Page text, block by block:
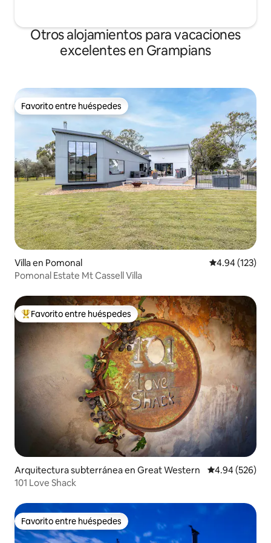
Otros alojamientos para vacaciones
excelentes en Grampians
Favorito entre huéspedes
Favorito entre huéspedes
Villa en Pomonal Calificación
4.94 (123)
Pomonal Estate Mt Cassell Villa
Favorito entre huéspedes preferido
Favorito entre huéspedes
Arquitectura subterránea en Great Western Calificación
4.94 (526)
101 Love Shack
Favorito entre huéspedes
Favorito entre huéspedes